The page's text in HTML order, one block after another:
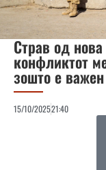
Страв од
конфликтот
зошто е
15/10/202521:40